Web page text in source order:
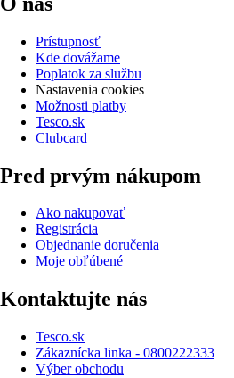
Prístupnosť
Kde dovážame
Poplatok za službu
Nastavenia cookies
Možnosti platby
Tesco.sk
Clubcard
Pred prvým nákupom
Ako nakupovať
Registrácia
Objednanie doručenia
Moje obľúbené
Kontaktujte nás
Tesco.sk
Zákaznícka linka - 0800222333
Výber obchodu